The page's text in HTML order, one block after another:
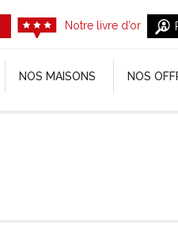
Notre livre d’or
NOS MAISONS NOS